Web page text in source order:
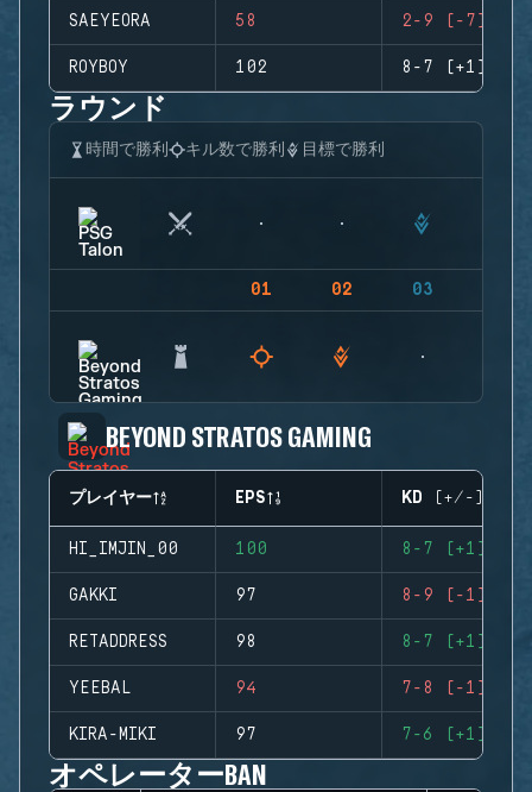
SAEYEORA 58 2-9 (-7)
ROYBOY 102 8-7 (+1)
ラウンド
時間で勝利 キル数で勝利 目標で勝利
01 02 03
BEYOND STRATOS GAMING
プレイヤー EPS KD (+/-)
HI_IMJIN_00 100 8-7 (+1)
GAKKI 97 8-9 (-1)
RETADDRESS 98 8-7 (+1)
YEEBAL 94 7-8 (-1)
KIRA-MIKI 97 7-6 (+1)
オペレーターBAN